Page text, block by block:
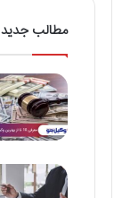
مطالب جدید